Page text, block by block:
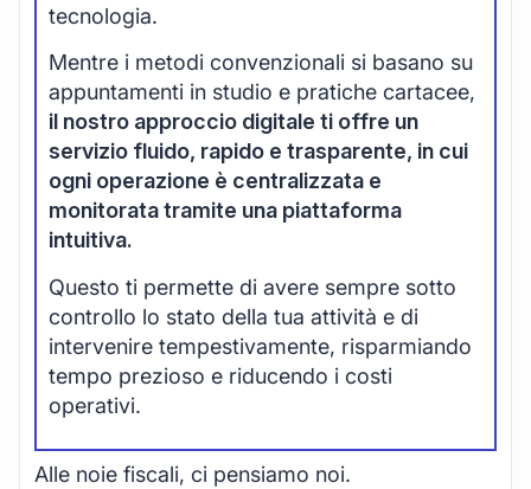
tecnologia.
Mentre i metodi convenzionali si basano su
appuntamenti in studio e pratiche cartacee,
il nostro approccio digitale ti offre un
servizio fluido, rapido e trasparente, in cui
ogni operazione è centralizzata e
monitorata tramite una piattaforma
intuitiva.
Questo ti permette di avere sempre sotto
controllo lo stato della tua attività e di
intervenire tempestivamente, risparmiando
tempo prezioso e riducendo i costi
operativi.
Alle noie fiscali, ci pensiamo noi.